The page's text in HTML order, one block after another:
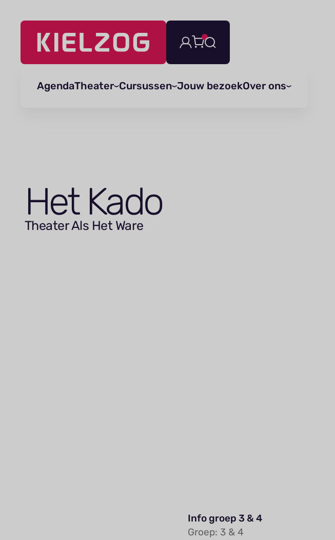
Navigatie
AgendaTheater Cursussen Jouw bezoekOver ons
Het Kado
Theater Als Het Ware
Info groep 3 & 4
Groep: 3 & 4